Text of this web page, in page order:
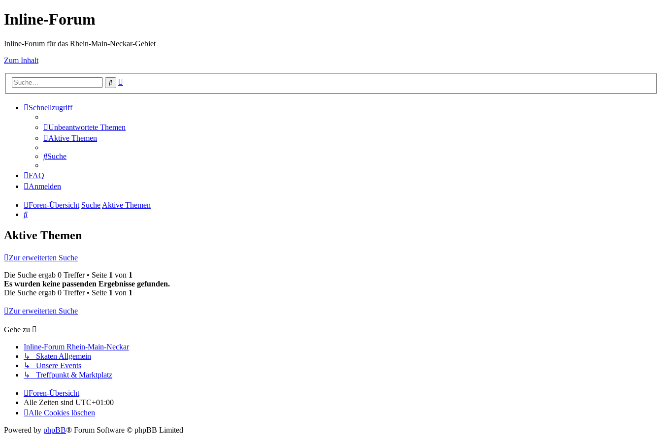
Inline-Forum
Inline-Forum für das Rhein-Main-Neckar-Gebiet
Zum Inhalt
Suche
Schnellzugriff
Unbeantwortete Themen
Aktive Themen
Suche
FAQ
Anmelden
Foren-Übersicht SucheAktive Themen
Suche
Aktive Themen
Zur erweiterten Suche
Die Suche ergab 0 Treffer • Seite 1 von 1
Es wurden keine passenden Ergebnisse gefunden.
Die Suche ergab 0 Treffer • Seite 1 von 1
Zur erweiterten Suche
Gehe zu
Inline-Forum Rhein-Main-Neckar
↳ Skaten Allgemein
↳ Unsere Events
↳ Treffpunkt & Marktplatz
Foren-Übersicht
Alle Zeiten sind UTC+01:00
Alle Cookies löschen
Powered by phpBB® Forum Software © phpBB Limited